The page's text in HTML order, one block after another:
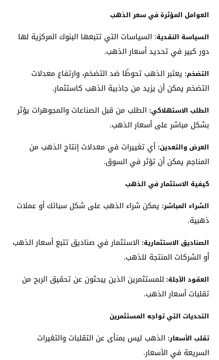
العوامل المؤثرة في سعر الذهب
السياسة النقدية: السياسات التي تتبعها البنوك المركزية لها
دور كبير في تحديد أسعار الذهب.
التضخم: يعتبر الذهب تحوطًا ضد التضخم، وارتفاع معدلات
التضخم يمكن أن يزيد من جاذبية الذهب كاستثمار.
الطلب الاستهلاكي: الطلب من قبل الصناعات والمجوهرات يؤثر
بشكل مباشر على أسعار الذهب.
العرض والتعدين: أي تغييرات في معدلات إنتاج الذهب من
المناجم يمكن أن تؤثر في السوق.
كيفية الاستثمار في الذهب
الشراء المباشر: يمكن شراء الذهب على شكل سبائك أو عملات
ذهبية.
الصناديق الاستثمارية: الاستثمار في صناديق تتبع أسعار الذهب
أو الشركات المنتجة للذهب.
العقود الآجلة: للمستثمرين الذين يبحثون عن تحقيق الربح من
تقلبات أسعار الذهب.
التحديات التي تواجه المستثمرين
تقلب الأسعار: الذهب ليس بمنأى عن التقلبات والتغيرات
السريعة في الأسعار.